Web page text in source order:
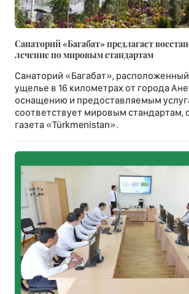
Санаторий «Багабат» предлагает
лечение по мировым стандартам
Санаторий «Багабат»,
ущелье в 16 километрах от города
оснащению и предоставляемым
соответствует мировым стандартам,
газета «Türkmenistan».